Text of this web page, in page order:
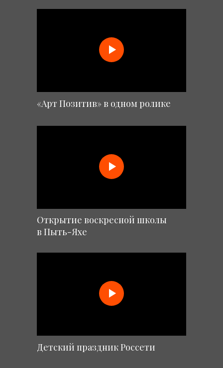
«Арт Позитив» в одном ролике
Открытие воскресной школы
в Пыть-Яхе
Детский праздник Россети